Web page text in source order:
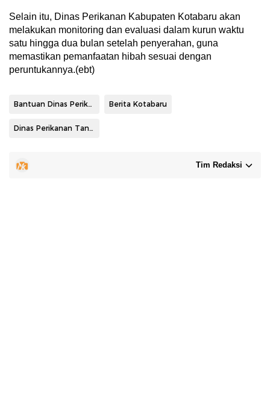
Selain itu, Dinas Perikanan Kabupaten Kotabaru akan
melakukan monitoring dan evaluasi dalam kurun waktu
satu hingga dua bulan setelah penyerahan, guna
memastikan pemanfaatan hibah sesuai dengan
peruntukannya.(ebt)
Bantuan Dinas Perikanan Kotabaru Berita Kotabaru
Dinas Perikanan Tanah Bumbu
Tim Redaksi